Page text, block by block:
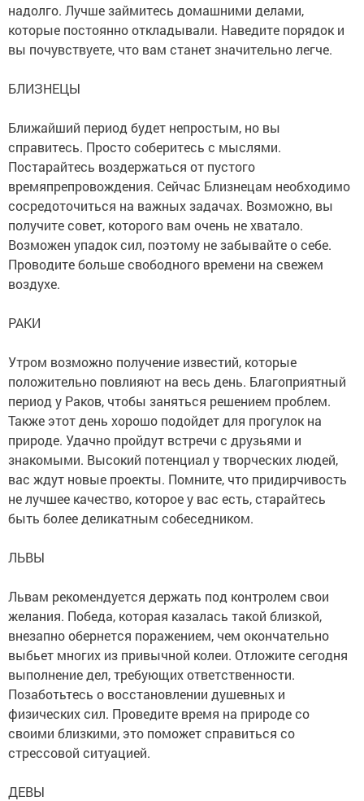
надолго. Лучше займитесь домашними делами,
которые постоянно откладывали. Наведите порядок и
вы почувствуете, что вам станет значительно легче.
БЛИЗНЕЦЫ
Ближайший период будет непростым, но вы
справитесь. Просто соберитесь с мыслями.
Постарайтесь воздержаться от пустого
времяпрепровождения. Сейчас Близнецам необходимо
сосредоточиться на важных задачах. Возможно, вы
получите совет, которого вам очень не хватало.
Возможен упадок сил, поэтому не забывайте о себе.
Проводите больше свободного времени на свежем
воздухе.
РАКИ
Утром возможно получение известий, которые
положительно повлияют на весь день. Благоприятный
период у Раков, чтобы заняться решением проблем.
Также этот день хорошо подойдет для прогулок на
природе. Удачно пройдут встречи с друзьями и
знакомыми. Высокий потенциал у творческих людей,
вас ждут новые проекты. Помните, что придирчивость
не лучшее качество, которое у вас есть, старайтесь
быть более деликатным собеседником.
ЛЬВЫ
Львам рекомендуется держать под контролем свои
желания. Победа, которая казалась такой близкой,
внезапно обернется поражением, чем окончательно
выбьет многих из привычной колеи. Отложите сегодня
выполнение дел, требующих ответственности.
Позаботьтесь о восстановлении душевных и
физических сил. Проведите время на природе со
своими близкими, это поможет справиться со
стрессовой ситуацией.
ДЕВЫ